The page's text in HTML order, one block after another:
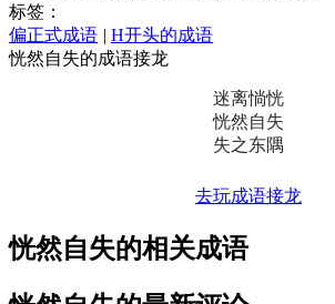
标签：
偏正式成语 | H开头的成语
恍然自失的成语接龙
迷离惝恍
恍然自失
失之东隅
去玩成语接龙
恍然自失的相关成语